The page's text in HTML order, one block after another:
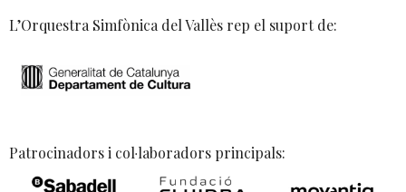
L’Orquestra Simfònica del Vallès rep el suport de:
Patrocinadors i col·laboradors principals: